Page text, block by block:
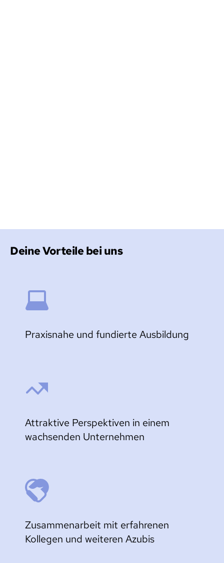
Deine Vorteile bei uns
Praxisnahe und fundierte Ausbildung
Attraktive Perspektiven in einem
wachsenden Unternehmen
Zusammenarbeit mit erfahrenen
Kollegen und weiteren Azubis